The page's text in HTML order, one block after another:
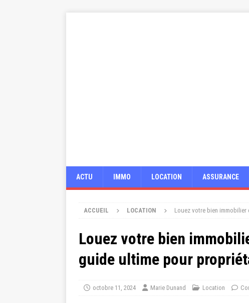
ACTU IMMO LOCATION ASSURANCE
ACCUEIL LOCATION Louez votre bien
Louez votre bien
guide ultime pour
octobre 11, 2024 Marie Dunand Location